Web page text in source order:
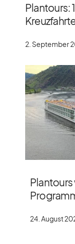
Plantours:
2. September
24. August